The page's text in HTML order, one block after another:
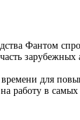
Фантом
для
на работу в